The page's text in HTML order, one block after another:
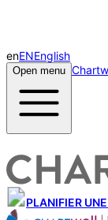
enENEnglish
Open menu
PLANIFIER